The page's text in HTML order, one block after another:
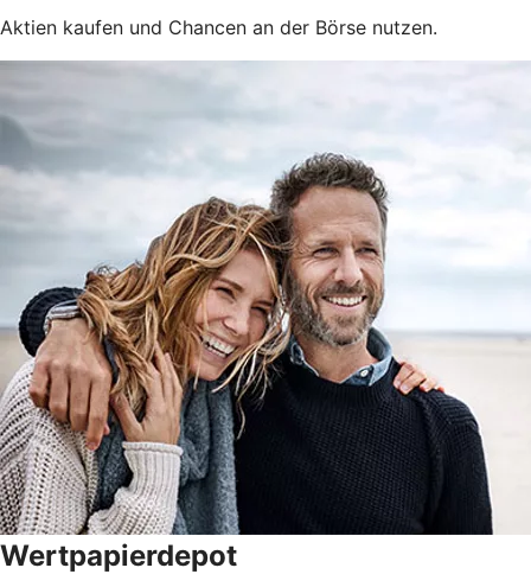
Aktien kaufen und Chancen an der Börse nutzen.
Wertpapierdepot